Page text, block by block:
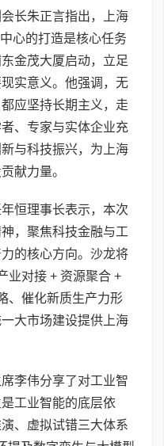
长朱正言指出，上海
心的打造是核心任务
金茂大厦启动，立足
实意义。他强调，无
应坚持长期主义，走
、专家与实体企业充
与科技振兴，为上海
献力量。
恒理事长表示，本次
，聚焦科技金融与工
的核心方向。沙龙将
业对接 + 资源聚合 +
、催化新质生产力形
大市场建设提供上海
李伟分享了对工业智
工业智能的底层依
、虚拟试错三大体系